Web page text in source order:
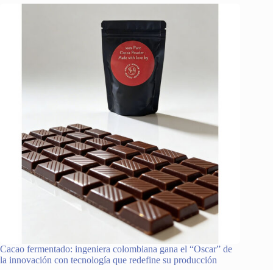
Cacao fermentado: ingeniera colombiana gana el “Oscar” de
la innovación con tecnología que redefine su producción